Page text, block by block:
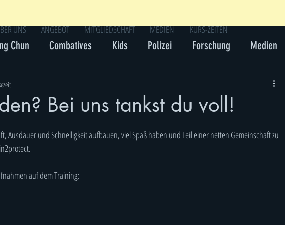
UNS ANGEBOT MITGLIEDSCHAFT MEDIEN KURS-ZEITEN
Chun Combatives Kids Polizei Forschung Medien
Bei uns tankst du voll!
Ausdauer und Schnelligkeit aufbauen, viel Spaß haben und Teil einer netten Gemeinschaft zu
auf dem Training: